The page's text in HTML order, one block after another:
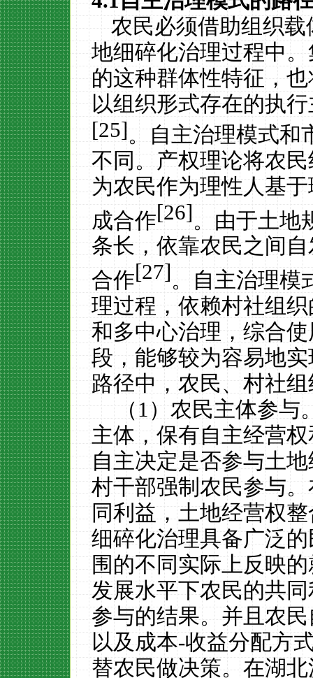
农民必须借助组织
地细碎化治理过程中
的这种群体性特征，
以组织形式存在的执
[25]。自主治理模式和
不同。产权理论将农
为农民作为理性人基
成合作[26]。由于土地
条长，依靠农民之间
合作[27]。自主治理模
理过程，依赖村社组
和多中心治理，综合
段，能够较为容易地
路径中，农民、村社
（1）农民主体参与
主体，保有自主经营
自主决定是否参与土
村干部强制农民参与
同利益，土地经营权
细碎化治理具备广泛
围的不同实际上反映
发展水平下农民的共
参与的结果。并且农
以及成本-收益分配方
替农民做决策。在湖